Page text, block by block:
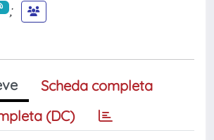
;
Scheda completa
(DC)